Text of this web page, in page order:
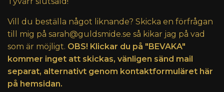
Vill du beställa något liknande? Skicka en förfrågan
till mig på sarah@guldsmide.se så kikar jag på vad
som är möjligt. OBS! Klickar du på "BEVAKA"
kommer inget att skickas, vänligen sänd mail
separat, alternativt genom kontaktformuläret här
på hemsidan.